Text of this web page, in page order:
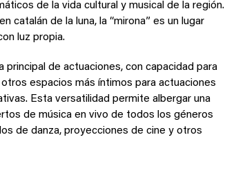
de la vida cultural y musical de la región.
catalán de la luna, la “mirona” es un lugar
luz propia.
principal de actuaciones, con capacidad para
espacios más íntimos para actuaciones
Esta versatilidad permite albergar una
de música en vivo de todos los géneros
de danza, proyecciones de cine y otros